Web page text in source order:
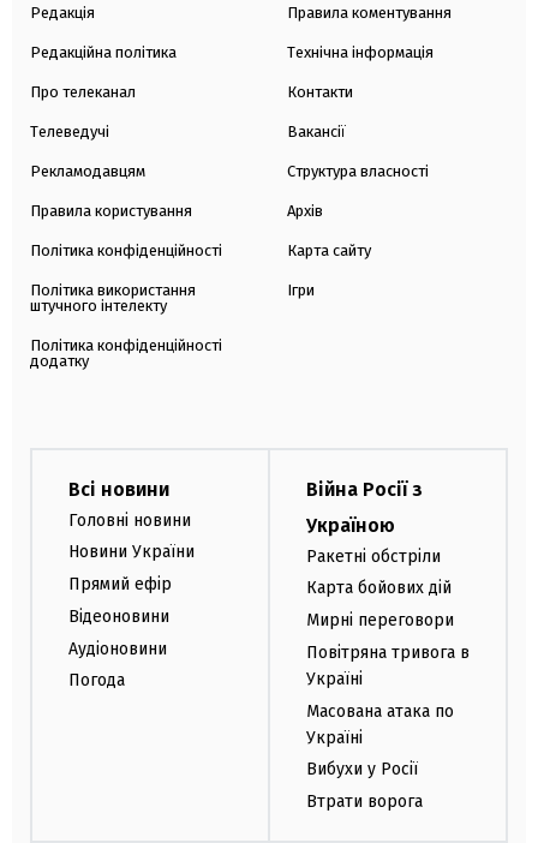
Редакція
Редакційна політика
Про телеканал
Телеведучі
Рекламодавцям
Правила користування
Політика конфіденційності
Політика використання
штучного інтелекту
Політика конфіденційності
додатку
Правила коментування
Технічна інформація
Контакти
Вакансії
Структура власності
Архів
Карта сайту
Ігри
Всі новини
Головні новини
Новини України
Прямий ефір
Відеоновини
Аудіоновини
Погода
Війна Росії з
Україною
Ракетні обстріли
Карта бойових дій
Мирні переговори
Повітряна тривога в
Україні
Масована атака по
Україні
Вибухи у Росії
Втрати ворога